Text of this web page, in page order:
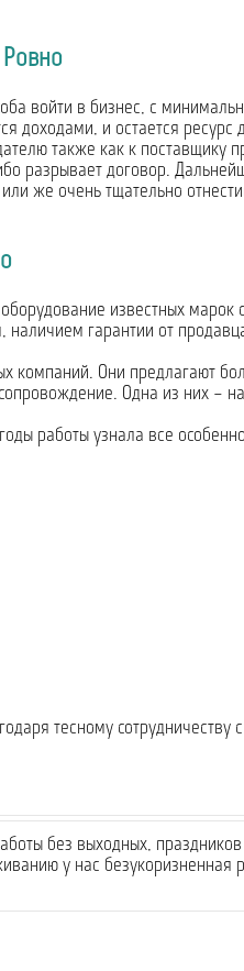
войти в бизнес, с
и остается ресурс
также как к поставщику
разрывает договор.
же очень тщательно
известных марок
гарантии от
компаний. Они предлагают
Одна из них –
работы узнала все
тесному
без выходных,
у нас безукоризненная